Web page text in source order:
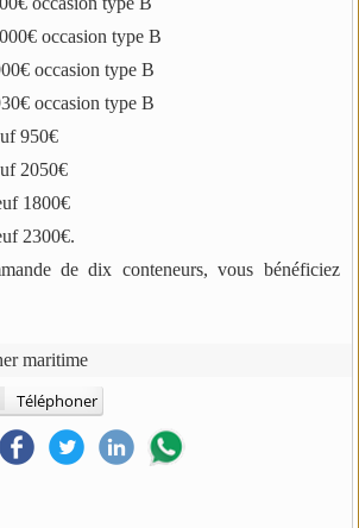
occasion type B
occasion type B
occasion type B
950€
2050€
1800€
2300€.
de dix conteneurs, vous bénéficiez
maritime
Téléphoner